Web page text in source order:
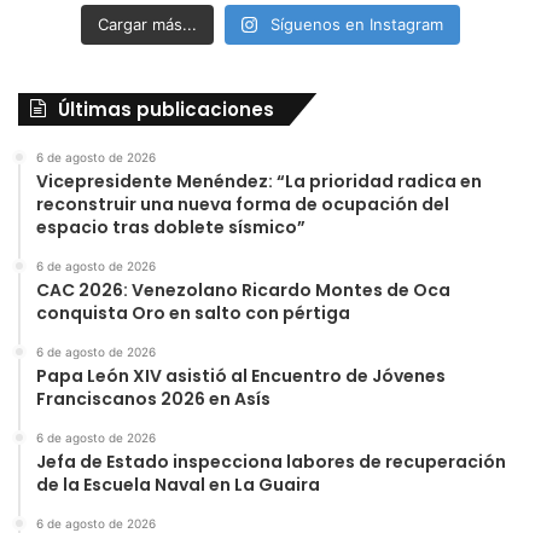
Cargar más... Síguenos en Instagram
Últimas publicaciones
6 de agosto de 2026
Vicepresidente Menéndez: “La prioridad radica en
reconstruir una nueva forma de ocupación del
espacio tras doblete sísmico”
6 de agosto de 2026
CAC 2026: Venezolano Ricardo Montes de Oca
conquista Oro en salto con pértiga
6 de agosto de 2026
Papa León XIV asistió al Encuentro de Jóvenes
Franciscanos 2026 en Asís
6 de agosto de 2026
Jefa de Estado inspecciona labores de recuperación
de la Escuela Naval en La Guaira
6 de agosto de 2026